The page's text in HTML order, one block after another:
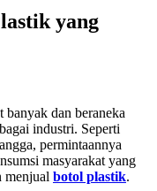
yang
dan beraneka
industri. Seperti
permintaannya
masyarakat yang
menjual botol plastik.